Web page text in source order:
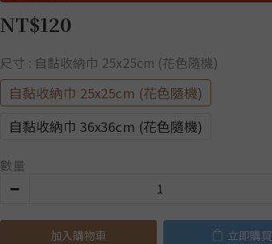
NT$120
尺寸 : 自黏收納巾 25x25cm (花色隨機)
自黏收納巾 25x25cm (花色隨機)
自黏收納巾 36x36cm (花色隨機)
數量
加入購物車 立即購買